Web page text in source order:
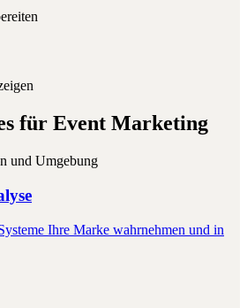
für Event Marketing
und Umgebung
Ihre Marke wahrnehmen und in